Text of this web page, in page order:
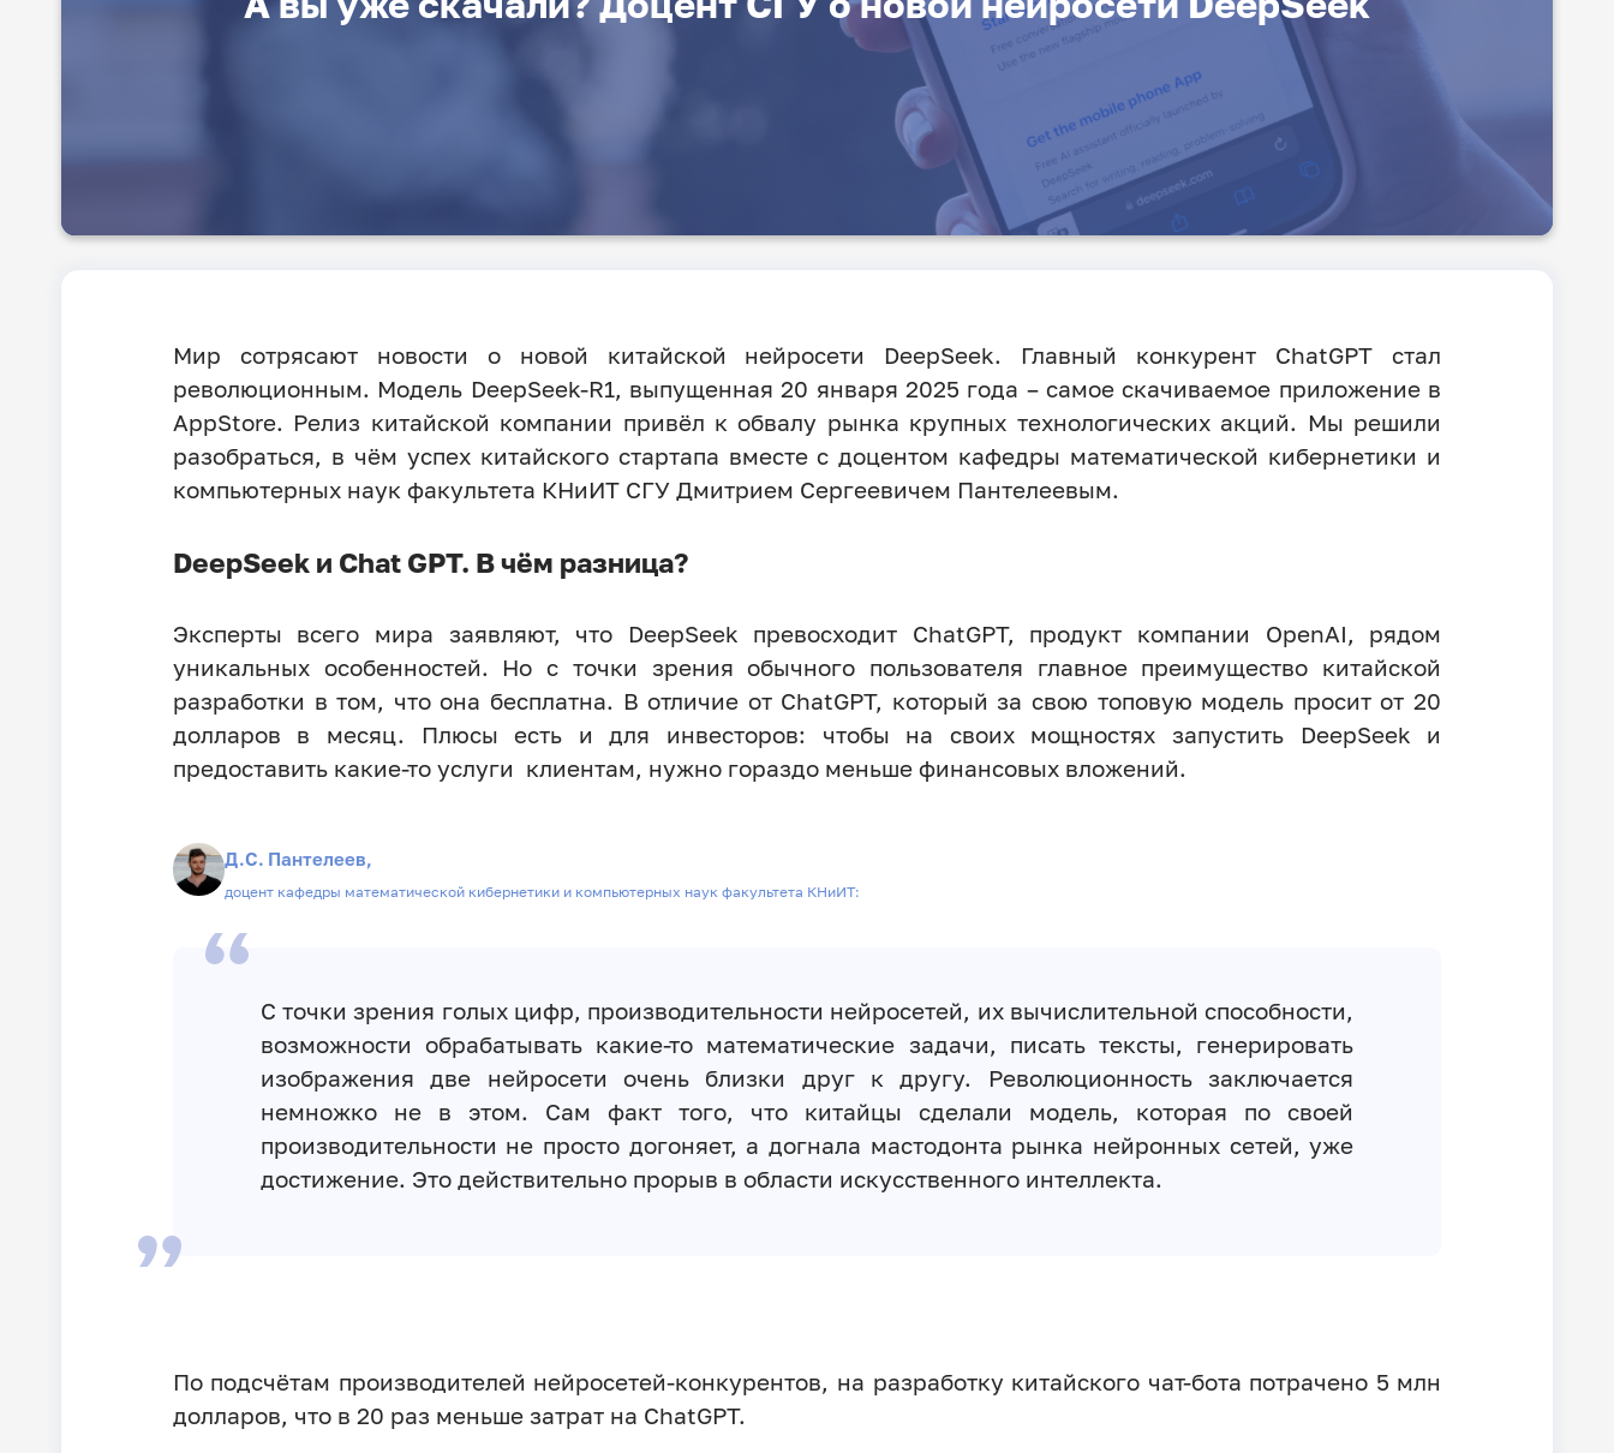
Мир сотрясают новости о новой китайской нейросети DeepSeek. Главный конкурент ChatGPT стал
революционным. Модель DeepSeek-R1, выпущенная 20 января 2025 года – самое скачиваемое приложение в
AppStore. Релиз китайской компании привёл к обвалу рынка крупных технологических акций. Мы решили
разобраться, в чём успех китайского стартапа вместе с доцентом кафедры математической кибернетики и
компьютерных наук факультета КНиИТ СГУ Дмитрием Сергеевичем Пантелеевым.
DeepSeek и Chat GPT. В чём разница?
Эксперты всего мира заявляют, что DeepSeek превосходит ChatGPT, продукт компании OpenAI, рядом
уникальных особенностей. Но с точки зрения обычного пользователя главное преимущество китайской
разработки в том, что она бесплатна. В отличие от ChatGPT, который за свою топовую модель просит от 20
долларов в месяц. Плюсы есть и для инвесторов: чтобы на своих мощностях запустить DeepSeek и
предоставить какие-то услуги клиентам, нужно гораздо меньше финансовых вложений.
Д.С. Пантелеев,
доцент кафедры математической кибернетики и компьютерных наук факультета КНиИТ:
С точки зрения голых цифр, производительности нейросетей, их вычислительной способности,
возможности обрабатывать какие-то математические задачи, писать тексты, генерировать
изображения две нейросети очень близки друг к другу. Революционность заключается
немножко не в этом. Сам факт того, что китайцы сделали модель, которая по своей
производительности не просто догоняет, а догнала мастодонта рынка нейронных сетей, уже
достижение. Это действительно прорыв в области искусственного интеллекта.
По подсчётам производителей нейросетей-конкурентов, на разработку китайского чат-бота потрачено 5 млн
долларов, что в 20 раз меньше затрат на ChatGPT.